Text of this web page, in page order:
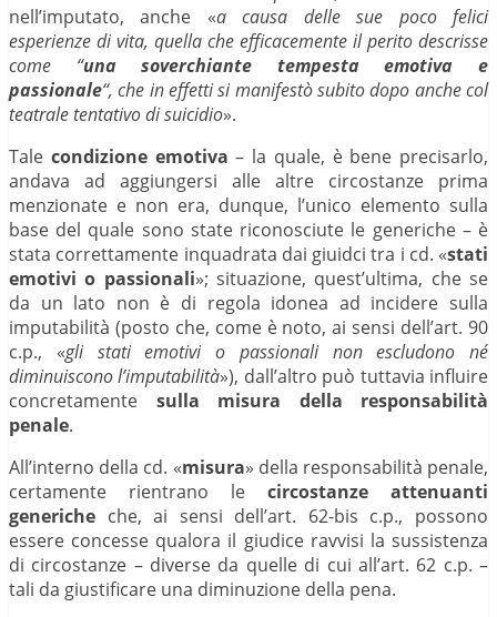
nell’imputato, anche «a causa delle sue poco felici
esperienze di vita, quella che efficacemente il perito descrisse
come “una soverchiante tempesta emotiva e
passionale“, che in effetti si manifestò subito dopo anche col
teatrale tentativo di suicidio».
Tale condizione emotiva – la quale, è bene precisarlo,
andava ad aggiungersi alle altre circostanze prima
menzionate e non era, dunque, l’unico elemento sulla
base del quale sono state riconosciute le generiche – è
stata correttamente inquadrata dai giuidci tra i cd. «stati
emotivi o passionali»; situazione, quest’ultima, che se
da un lato non è di regola idonea ad incidere sulla
imputabilità (posto che, come è noto, ai sensi dell’art. 90
c.p., «gli stati emotivi o passionali non escludono né
diminuiscono l’imputabilità»), dall’altro può tuttavia influire
concretamente sulla misura della responsabilità
penale.
All’interno della cd. «misura» della responsabilità penale,
certamente rientrano le circostanze
attenuanti
generiche che, ai sensi dell’art. 62-bis c.p., possono
essere concesse qualora il giudice ravvisi la sussistenza
di circostanze – diverse da quelle di cui all’art. 62 c.p. –
tali da giustificare una diminuzione della pena.